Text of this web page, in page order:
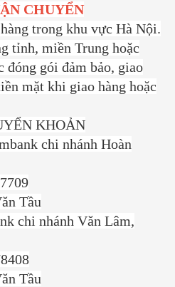
CHUYỂN
trong khu vực Hà Nội.
tỉnh, miền Trung hoặc
đóng gói đảm bảo, giao
mặt khi giao hàng hoặc
KHOẢN
chi nhánh Hoàn
Tầu
chi nhánh Văn Lâm,
Tầu